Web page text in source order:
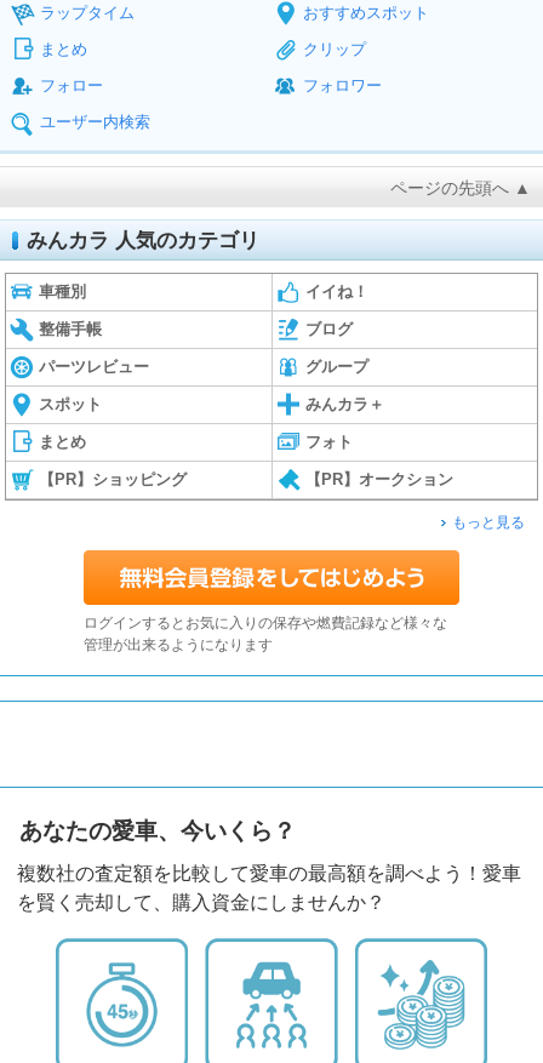
ラップタイム
おすすめスポット
まとめ
クリップ
フォロー
フォロワー
ユーザー内検索
ページの先頭へ ▲
みんカラ 人気のカテゴリ
車種別 イイね！
整備手帳 ブログ
パーツレビュー グループ
スポット みんカラ＋
まとめ フォト
【PR】ショッピング 【PR】オークション
もっと見る
ログインするとお気に入りの保存や燃費記録など様々な
管理が出来るようになります
あなたの愛車、今いくら？
複数社の査定額を比較して愛車の最高額を調べよう！愛車
を賢く売却して、購入資金にしませんか？